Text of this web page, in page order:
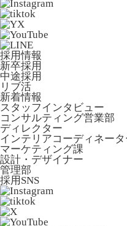
採用情報
新卒採用
中途採用
リブ活
新着情報
スタッフインタビュー
コンサルティング営業部
ディレクター
インテリアコーディネータ
マーケティング課
設計・デザイナー
管理部
採用SNS